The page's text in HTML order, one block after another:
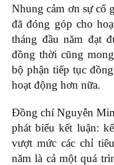
Nhung cảm ơn sự cố
đã đóng góp cho
tháng đầu năm đạt
đồng thời cũng
bộ phận tiếp tục
hoạt động hơn nữa.
Đồng chí Nguyễn
phát biểu kết luận:
vượt mức các chỉ
năm là cả một quá